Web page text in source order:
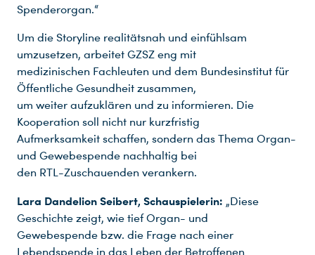
Spenderorgan.“
Um die Storyline realitätsnah und einfühlsam
umzusetzen, arbeitet GZSZ eng mit
medizinischen Fachleuten und dem Bundesinstitut für
Öffentliche Gesundheit zusammen,
um weiter aufzuklären und zu informieren. Die
Kooperation soll nicht nur kurzfristig
Aufmerksamkeit schaffen, sondern das Thema Organ-
und Gewebespende nachhaltig bei
den RTL-Zuschauenden verankern.
Lara Dandelion Seibert, Schauspielerin: „Diese
Geschichte zeigt, wie tief Organ- und
Gewebespende bzw. die Frage nach einer
Lebendspende in das Leben der Betroffenen